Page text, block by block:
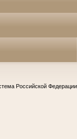
Российской